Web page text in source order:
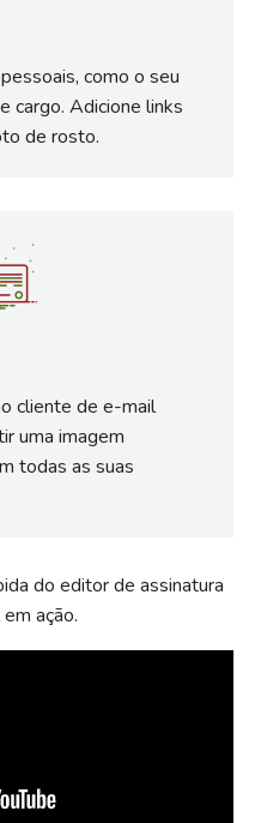
como o seu
cargo. Adicione links
de rosto.
cliente de e-mail
uma imagem
todas as suas
do editor de assinatura
ação.